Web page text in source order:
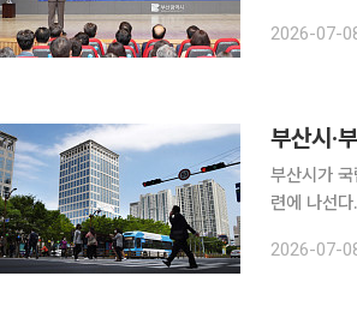
서울로 올
2026-07-
부산시·
부산시가
련에 나선다. 부산시는 8일 오전 11시 30분 국립부경대학교 대학본부 3층 접견실에서 두 기관과 '해
수산·조선
2026-07-